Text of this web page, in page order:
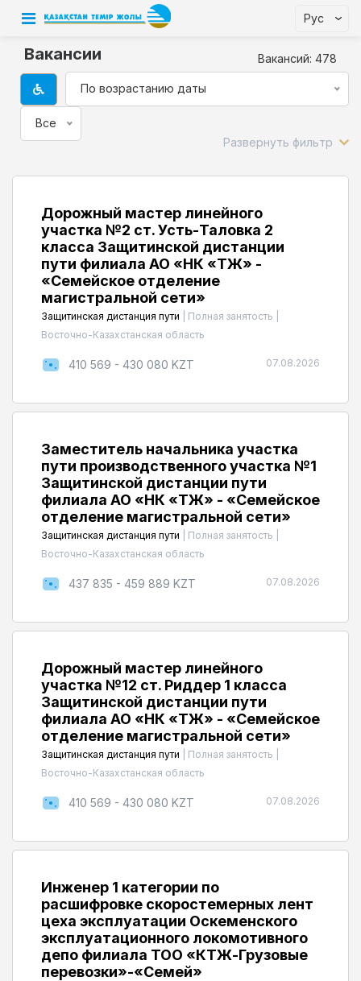
Рус
Вакансии Вакансий: 478
По возрастанию даты
Все
Дорожный мастер линейного
участка №2 ст. Усть-Таловка 2
класса Защитинской дистанции
пути филиала АО «НК «ҚТЖ» -
«Семейское отделение
магистральной сети»
Защитинская дистанция пути Полная занятость
Восточно-Казахстанская область
410 569 - 430 080 KZT 07.08.2026
Заместитель начальника участка
пути производственного участка №1
Защитинской дистанции пути
филиала АО «НК «ҚТЖ» - «Семейское
отделение магистральной сети»
Защитинская дистанция пути Полная занятость
Восточно-Казахстанская область
437 835 - 459 889 KZT 07.08.2026
Дорожный мастер линейного
участка №12 ст. Риддер 1 класса
Защитинской дистанции пути
филиала АО «НК «ҚТЖ» - «Семейское
отделение магистральной сети»
Защитинская дистанция пути Полная занятость
Восточно-Казахстанская область
410 569 - 430 080 KZT 07.08.2026
Инженер 1 категории по
расшифровке скоростемерных лент
цеха эксплуатации Оскеменского
эксплуатационного локомотивного
депо филиала ТОО «КТЖ-Грузовые
перевозки»-«Семей»